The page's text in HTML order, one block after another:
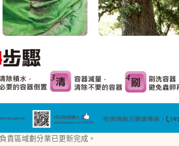
責區域劃分業已更新完成。